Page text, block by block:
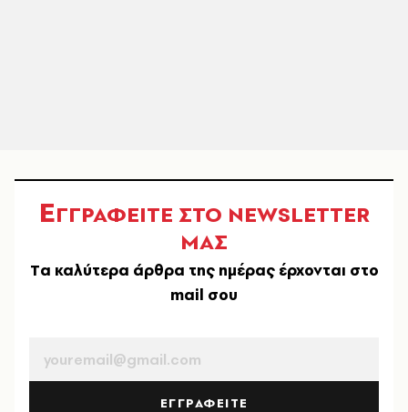
ΕΓΓΡΑΦΕΙΤΕ ΣΤΟ NEWSLETTER
ΜΑΣ
Tα καλύτερα άρθρα της ημέρας έρχονται στο
mail σου
ΕΓΓΡΑΦΕΙΤΕ